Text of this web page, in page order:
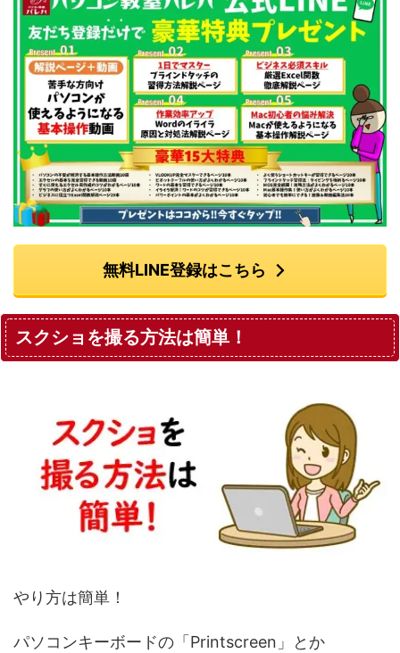
無料LINE登録はこちら
スクショを撮る方法は簡単！
やり方は簡単！
パソコンキーボードの「Printscreen」とか